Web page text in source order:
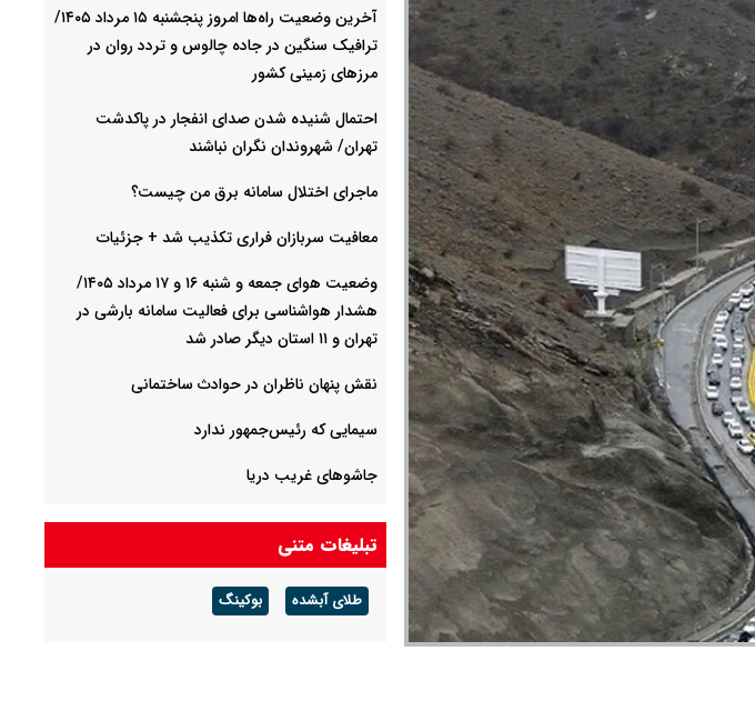
آخرین وضعیت راه‌ها امروز پنجشنبه ۱۵ مرداد ۱۴۰۵/
ترافیک سنگین در جاده چالوس و تردد روان در
مرزهای زمینی کشور
احتمال شنیده شدن صدای انفجار در پاکدشت
تهران/ شهروندان نگران نباشند
ماجرای اختلال سامانه برق من چیست؟
معافیت سربازان فراری تکذیب شد + جزئیات
وضعیت هوای جمعه و شنبه ۱۶ و ۱۷ مرداد ۱۴۰۵/
هشدار هواشناسی برای فعالیت سامانه بارشی در
تهران و ۱۱ استان دیگر صادر شد
نقش پنهان ناظران در حوادث ساختمانی
سیمایی که رئیس‌جمهور ندارد
جاشوهای غریب دریا
پیش بینی هوای مازندران فردا پنجشنبه ۱۵ مرداد /
کاهش دمای هوا و ورود سامانه رگباری
تبلیغات متنی
طلای آبشده بوکینگ